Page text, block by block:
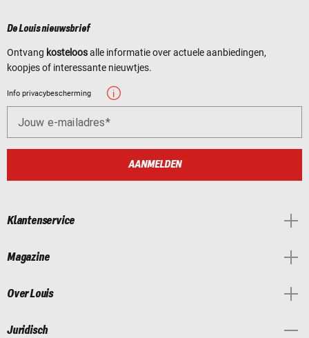
De Louis nieuwsbrief
Ontvang kosteloosalle informatie over actuele aanbiedingen,
koopjes of interessante nieuwtjes.
Info privacybescherming
Jouw e-mailadres
AANMELDEN
Klantenservice
Magazine
Over Louis
Juridisch